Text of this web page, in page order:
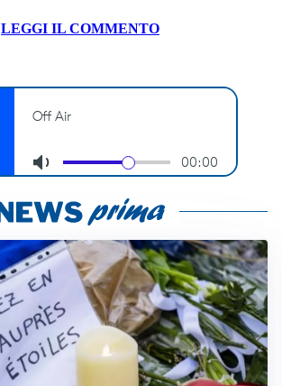
LEGGI IL COMMENTO